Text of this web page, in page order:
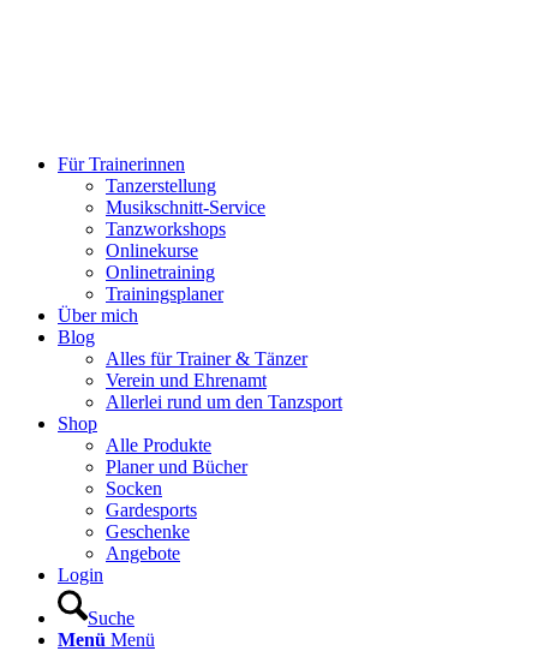
Für Trainerinnen
Tanzerstellung
Musikschnitt-Service
Tanzworkshops
Onlinekurse
Onlinetraining
Trainingsplaner
Über mich
Blog
Alles für Trainer & Tänzer
Verein und Ehrenamt
Allerlei rund um den Tanzsport
Shop
Alle Produkte
Planer und Bücher
Socken
Gardesports
Geschenke
Angebote
Login
Suche
Menü Menü